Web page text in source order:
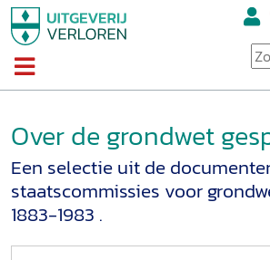
Over de grondwet
Een selectie uit de
staatscommissies voor
1883-1983 .